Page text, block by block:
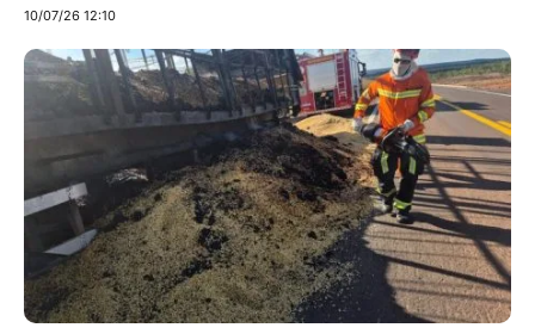
10/07/26 12:10